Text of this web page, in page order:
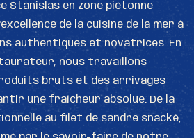
Stanislas en zone piétonne
de la cuisine de la mer à
authentiques et novatrices. En
nous travaillons
bruts et des arrivages
une fraîcheur absolue. De la
au filet de sandre snacké,